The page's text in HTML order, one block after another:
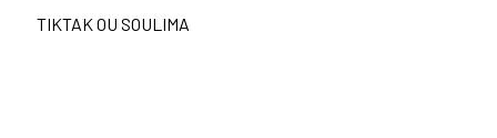
TIKTAK OU SOULIMA